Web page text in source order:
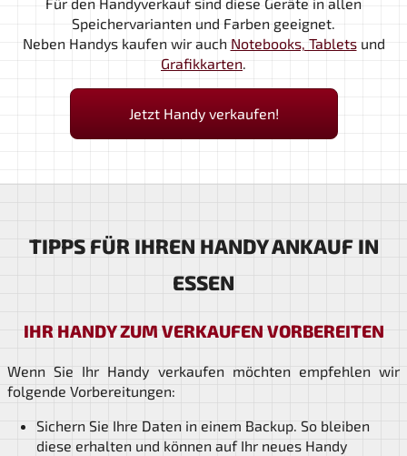
Speichervarianten und Farben geeignet.
Neben Handys kaufen wir auch Notebooks, Tabletsund
Grafikkarten.
Jetzt Handy verkaufen!
TIPPS FÜR IHREN HANDY ANKAUF IN
ESSEN
IHR HANDY ZUM VERKAUFEN VORBEREITEN
Wenn Sie Ihr Handy verkaufen möchten empfehlen wir
folgende Vorbereitungen:
Sichern Sie Ihre Daten in einem Backup. So bleiben
diese erhalten und können auf Ihr neues Handy